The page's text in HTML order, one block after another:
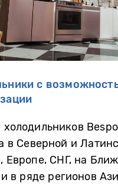
с
в Северной и
Европе, СНГ, на
в ряде регионов